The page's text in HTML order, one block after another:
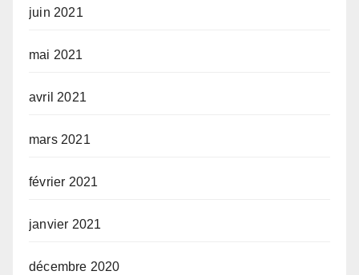
juin 2021
mai 2021
avril 2021
mars 2021
février 2021
janvier 2021
décembre 2020